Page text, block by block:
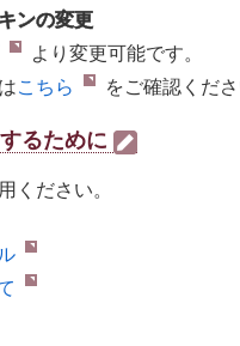
ンの変更
より変更可能です。
こちら をご確認くださ
るために
ください。